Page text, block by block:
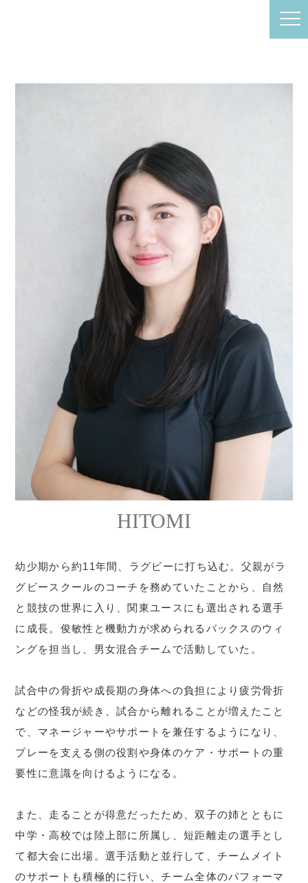
HITOMI
幼少期から約11年間、ラグビーに打ち込む。父親がラ
グビースクールのコーチを務めていたことから、自然
と競技の世界に入り、関東ユースにも選出される選手
に成長。俊敏性と機動力が求められるバックスのウィ
ングを担当し、男女混合チームで活動していた。
試合中の骨折や成長期の身体への負担により疲労骨折
などの怪我が続き、試合から離れることが増えたこと
で、マネージャーやサポートを兼任するようになり、
プレーを支える側の役割や身体のケア・サポートの重
要性に意識を向けるようになる。
また、走ることが得意だったため、双子の姉とともに
中学・高校では陸上部に所属し、短距離走の選手とし
て都大会に出場。選手活動と並行して、チームメイト
のサポートも積極的に行い、チーム全体のパフォーマ